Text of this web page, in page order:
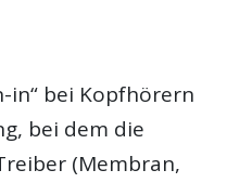
in“ bei Kopfhörern
bei dem die
(Membran,